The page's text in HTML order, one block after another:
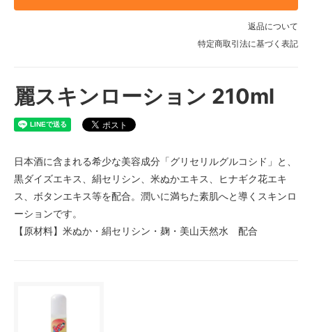
返品について
特定商取引法に基づく表記
麗スキンローション 210ml
日本酒に含まれる希少な美容成分「グリセリルグルコシド」と、
黒ダイズエキス、絹セリシン、米ぬかエキス、ヒナギク花エキ
ス、ボタンエキス等を配合。潤いに満ちた素肌へと導くスキンロ
ーションです。
【原材料】米ぬか・絹セリシン・麹・美山天然水 配合